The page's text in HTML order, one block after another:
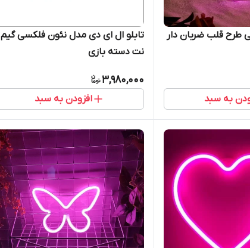
طرح قلب ضربان دار
به سبد
تابلو ال ای دی مدل نئون فلکسی گیم
نت دسته بازی
3,980,000
افزودن به سبد